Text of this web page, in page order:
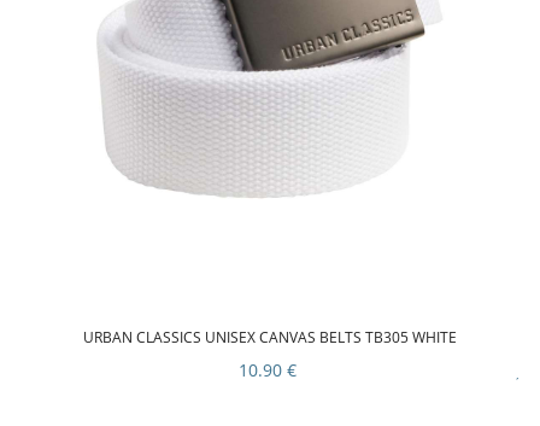
URBAN CLASSICS UNISEX CANVAS BELTS TB305 WHITE
10.90 €